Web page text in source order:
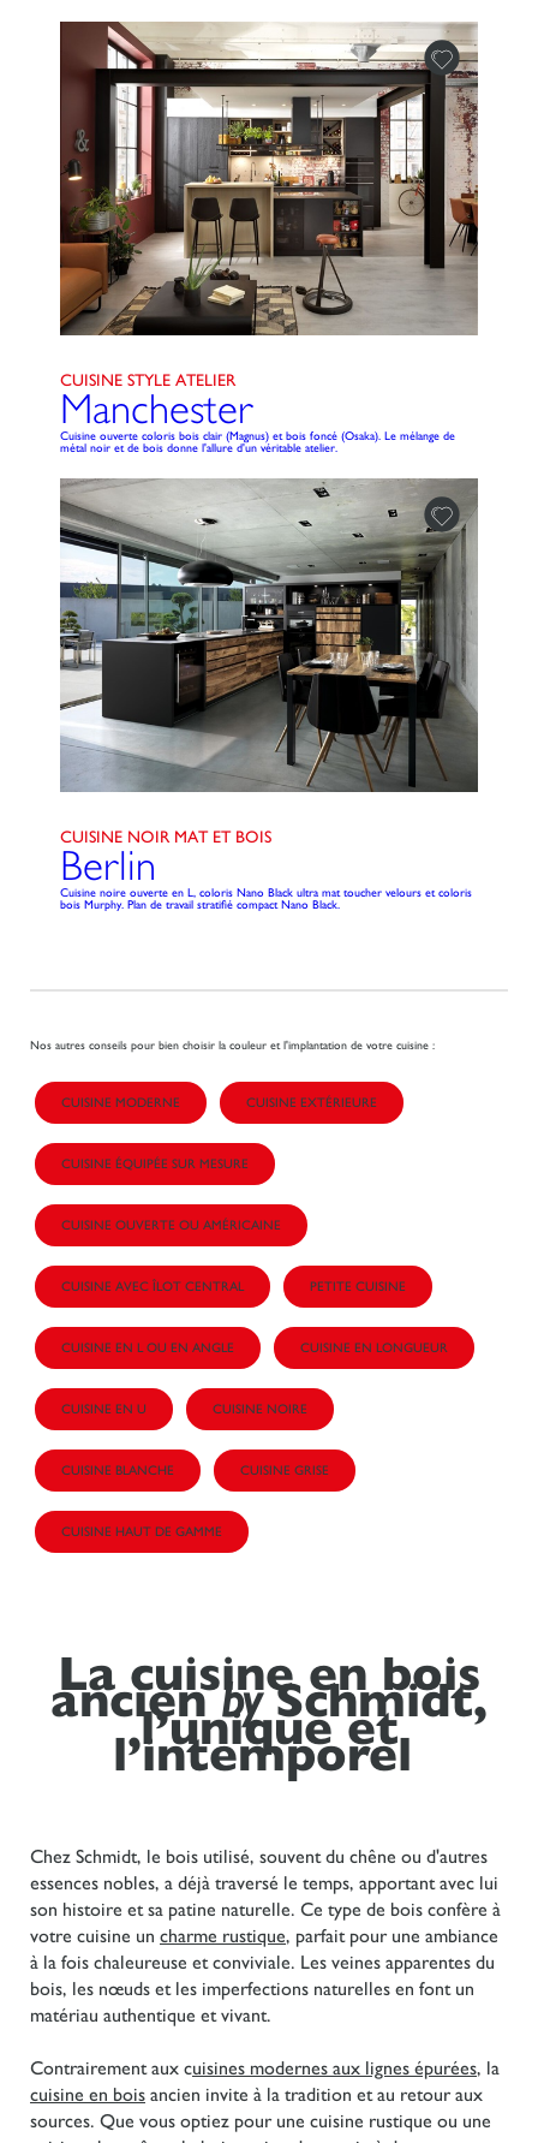
CUISINE STYLE ATELIER
Manchester
Cuisine ouverte coloris bois clair (Magnus) et bois foncé (Osaka). Le mélange de
métal noir et de bois donne l'allure d'un véritable atelier.
CUISINE NOIR MAT ET BOIS
Berlin
Cuisine noire ouverte en L, coloris Nano Black ultra mat toucher velours et coloris
bois Murphy. Plan de travail stratifié compact Nano Black.
Nos autres conseils pour bien choisir la couleur et l'implantation de votre cuisine :
CUISINE MODERNE CUISINE EXTÉRIEURE
CUISINE ÉQUIPÉE SUR MESURE
CUISINE OUVERTE OU AMÉRICAINE
CUISINE AVEC ÎLOT CENTRAL PETITE CUISINE
CUISINE EN L OU EN ANGLE CUISINE EN LONGUEUR
CUISINE EN U CUISINE NOIRE
CUISINE BLANCHE CUISINE GRISE
CUISINE HAUT DE GAMME
La cuisine en bois
ancienbySchmidt,
l’unique et
l’intemporel
Chez Schmidt, le bois utilisé, souvent du chêne ou d'autres
essences nobles, a déjà traversé le temps, apportant avec lui
son histoire et sa patine naturelle. Ce type de bois confère à
votre cuisine un charme rustique, parfait pour une ambiance
à la fois chaleureuse et conviviale. Les veines apparentes du
bois, les nœuds et les imperfections naturelles en font un
matériau authentique et vivant.
Contrairement aux cuisines modernes aux lignes épurées, la
cuisine en bois ancien invite à la tradition et au retour aux
sources. Que vous optiez pour une cuisine rustique ou une